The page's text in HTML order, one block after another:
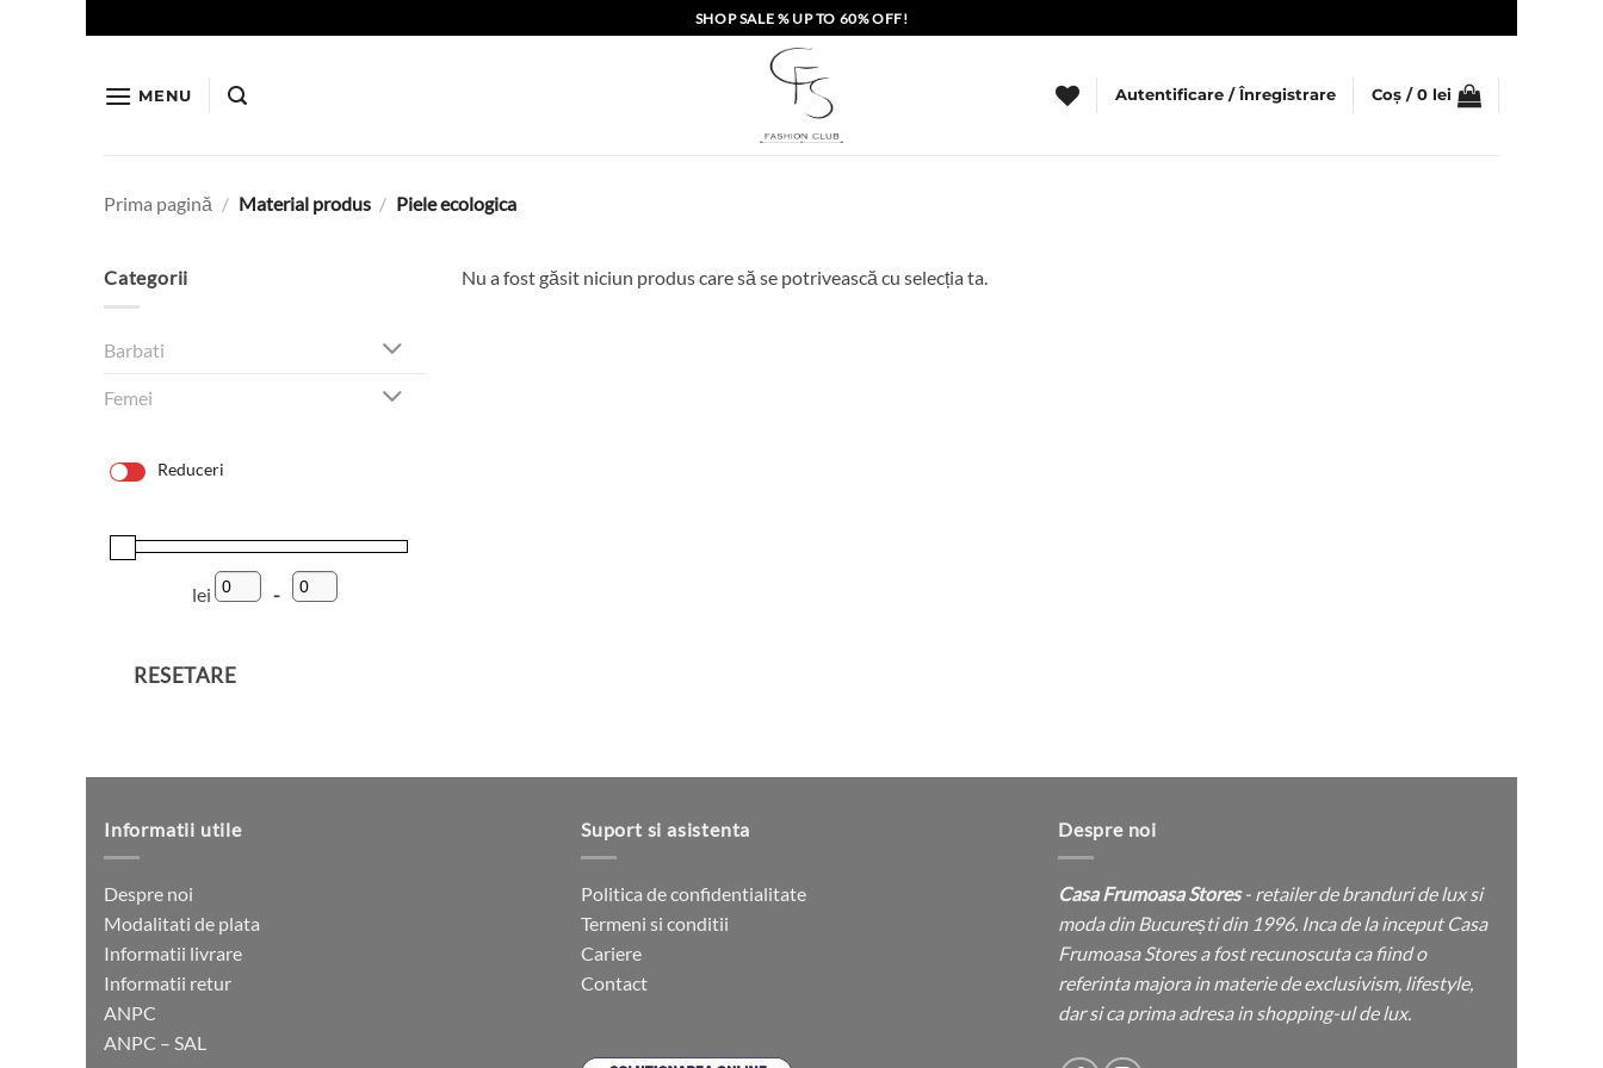
to
SHOP SALE % UP TO 60% OFF!
MENU Autentificare / Înregistrare Coș / 0 lei
Prima pagină / Material produs / Piele ecologica
Categorii
Barbati
Femei
Reduceri
lei
Preț minim
-
Preț maxim
RESETARE
Nu a fost găsit niciun produs care să se potrivească cu selecția ta.
Informatii utile
Despre noi
Modalitati de plata
Informatii livrare
Informatii retur
ANPC
ANPC – SAL
Suport si asistenta
Politica de confidentialitate
Termeni si conditii
Cariere
Contact
Despre noi
Casa Frumoasa Stores- retailer de branduri de lux si
moda din București din 1996. Inca de la inceput Casa
Frumoasa Stores a fost recunoscuta ca fiind o
referinta majora in materie de exclusivism, lifestyle,
dar si ca prima adresa in shopping-ul de lux.